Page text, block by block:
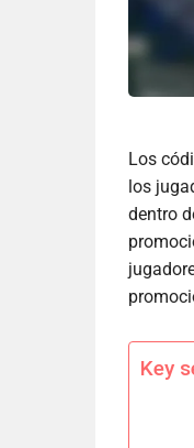
Los
los
dentro
Key